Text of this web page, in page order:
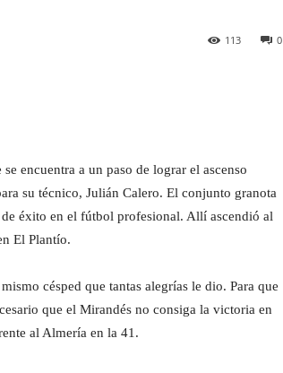
0
113
encuentra a un paso de lograr el ascenso
su técnico, Julián Calero. El conjunto granota
éxito en el fútbol profesional. Allí ascendió al
El Plantío.
césped que tantas alegrías le dio. Para que
que el Mirandés no consiga la victoria en
al Almería en la 41.